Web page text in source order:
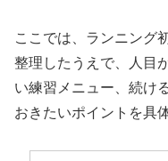
ここでは、ランニング
整理したうえで、人目
い練習メニュー、続け
おきたいポイントを具